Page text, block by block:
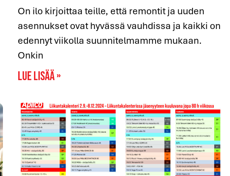
On ilo kirjoittaa teille, että remontit ja uuden
asennukset ovat hyvässä vauhdissa ja kaikki on
edennyt viikolla suunnitelmamme mukaan.
Onkin
Lue lisää »